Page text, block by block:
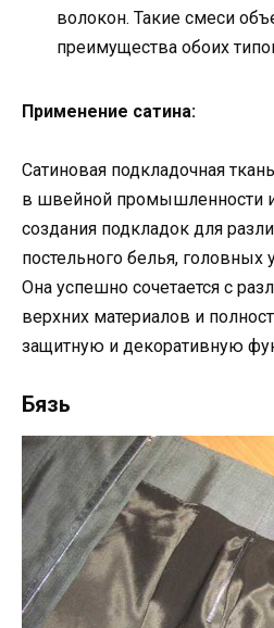
волокон. Такие смеси
преимущества обоих
Применение сатина:
Сатиновая подкладочная
в швейной промышленности
создания подкладок для
постельного белья, головных
Она успешно сочетается с
верхних материалов и
защитную и декоративную
Бязь